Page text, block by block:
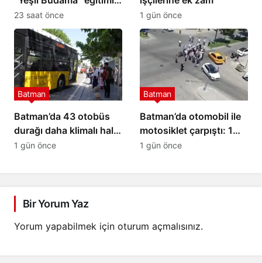
verildi
23 saat önce 1 gün önce
Batman’da 43 otobüs
durağı daha klimalı hale
getirilecek
Batman
1 gün önce
Batman’da otomobil ile
motosiklet çarpıştı: 1
ağır yaralı
Batman
1 gün önce
Bir Yorum Yaz
Yorum yapabilmek için oturum açmalısınız.